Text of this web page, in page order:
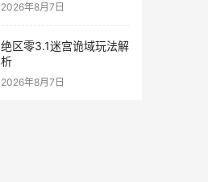
2026年8月7日
绝区零3.1迷宫诡域玩法解
析
2026年8月7日